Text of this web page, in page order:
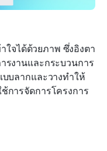
ใจได้ด้วยภาพ ซึ่งอิงตา
รงานและกระบวนการ
บบลากและวางทำให้
การจัดการโครงการ